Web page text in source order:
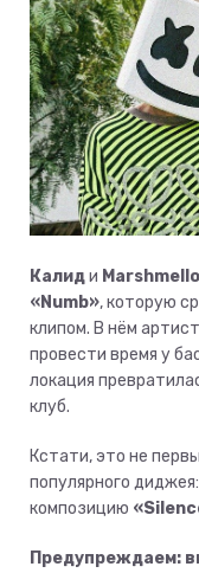
Калиди Marshmello
«Numb», которую
клипом. В нём
провести время у
локация
клуб.
Кстати, это не
популярного
композицию
Предупреждаем: